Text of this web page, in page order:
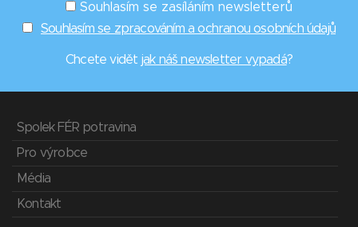
Souhlasím se zasíláním newsletterů
Souhlasím se zpracováním a ochranou osobních údajů
Chcete vidět jak náš newsletter vypadá?
Spolek FÉR potravina
Pro výrobce
Média
Kontakt